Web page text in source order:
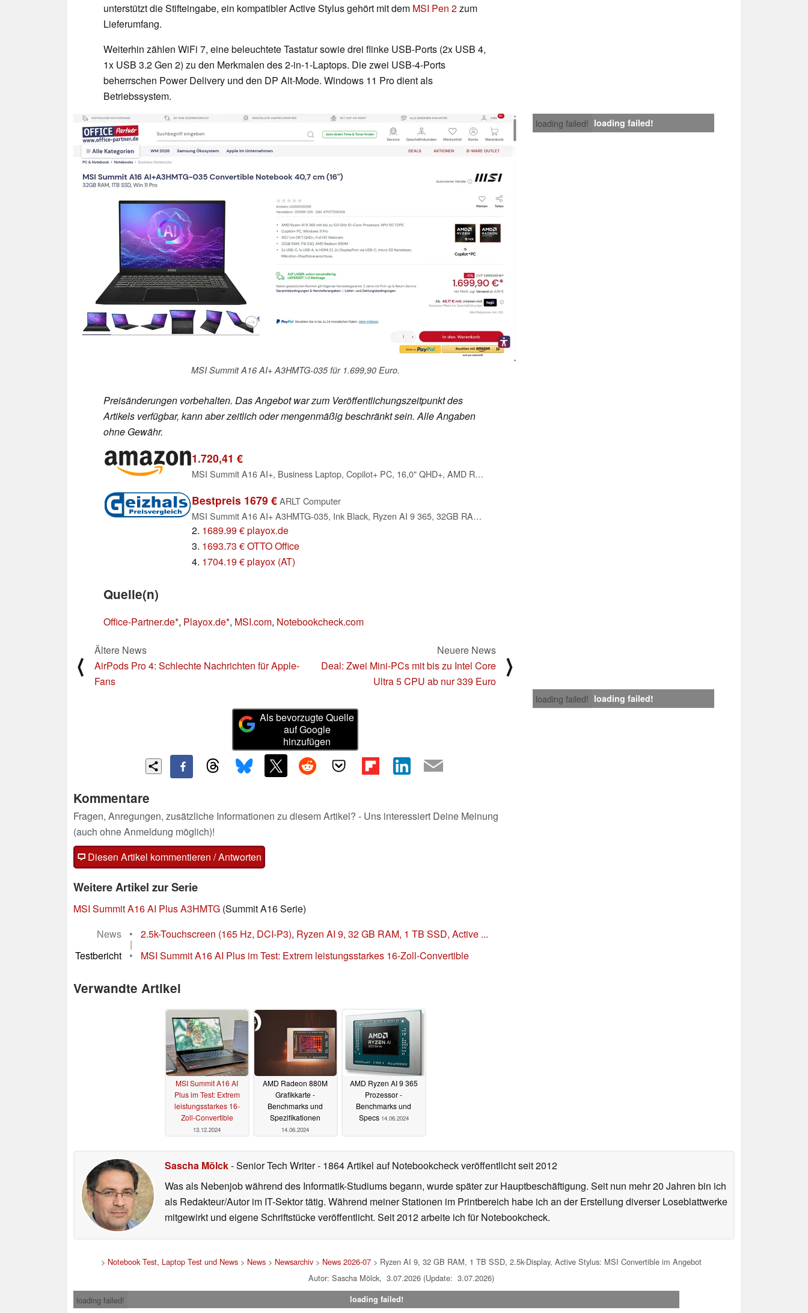
unterstützt die Stifteingabe, ein kompatibler Active Stylus gehört mit dem MSI Pen 2zum
Lieferumfang.
Weiterhin zählen WiFi 7, eine beleuchtete Tastatur sowie drei flinke USB-Ports (2x USB 4,
1x USB 3.2 Gen 2) zu den Merkmalen des 2-in-1-Laptops. Die zwei USB-4-Ports
beherrschen Power Delivery und den DP Alt-Mode. Windows 11 Pro dient als
Betriebssystem.
loading failed! loading failed!
MSI Summit A16 AI+ A3HMTG-035 für 1.699,90 Euro.
Preisänderungen vorbehalten. Das Angebot war zum Veröffentlichungszeitpunkt des
Artikels verfügbar, kann aber zeitlich oder mengenmäßig beschränkt sein. Alle Angaben
ohne Gewähr.
1.720,41 €
MSI Summit A16 AI+, Business Laptop, Copilot+ PC, 16,0" QHD+, AMD Ryzen AI 9 365 Prozessor, 32 GB LPDDR5X-7500 RAM, 1 TB, AMD Radeon 880M, Windows 11 Pro, QWERTZ Tastatur, A3HMTG-035
Bestpreis 1679 € ARLT Computer
MSI Summit A16 AI+ A3HMTG-035, Ink Black, Ryzen AI 9 365, 32GB RAM, 1TB SSD, DE (00159K-035)
2. 1689.99 € playox.de
3. 1693.73 € OTTO Office
4. 1704.19 € playox (AT)
Quelle(n)
Office-Partner.de , Playox.de , MSI.com, Notebookcheck.com
⟨
Ältere News
AirPods Pro 4: Schlechte Nachrichten für Apple-
Fans
Neuere News
Deal: Zwei Mini-PCs mit bis zu Intel Core
Ultra 5 CPU ab nur 339 Euro
⟩
loading failed! loading failed!
Als bevorzugte Quelle
auf Google
hinzufügen
Kommentare
Fragen, Anregungen, zusätzliche Informationen zu diesem Artikel? - Uns interessiert Deine Meinung
(auch ohne Anmeldung möglich)!
Diesen Artikel kommentieren / Antworten
Weitere Artikel zur Serie
MSI Summit A16 AI Plus A3HMTG (Summit A16 Serie)
News
• 2.5k-Touchscreen (165 Hz, DCI-P3), Ryzen AI 9, 32 GB RAM, 1 TB SSD, Active ...
|
Testbericht
• MSI Summit A16 AI Plus im Test: Extrem leistungsstarkes 16-Zoll-Convertible
Verwandte Artikel
MSI Summit A16 AI
Plus im Test: Extrem
leistungsstarkes 16-
Zoll-Convertible
13.12.2024
AMD Radeon 880M
Grafikkarte -
Benchmarks und
Spezifikationen
14.06.2024
AMD Ryzen AI 9 365
Prozessor -
Benchmarks und
Specs 14.06.2024
Sascha Mölck- Senior Tech Writer- 1864 Artikel auf Notebookcheck veröffentlichtseit 2012
Was als Nebenjob während des Informatik-Studiums begann, wurde später zur Hauptbeschäftigung. Seit nun mehr 20 Jahren bin ich
als Redakteur/Autor im IT-Sektor tätig. Während meiner Stationen im Printbereich habe ich an der Erstellung diverser Loseblattwerke
mitgewirkt und eigene Schriftstücke veröffentlicht. Seit 2012 arbeite ich für Notebookcheck.
> Notebook Test, Laptop Test und News> News> Newsarchiv> News 2026-07> Ryzen AI 9, 32 GB RAM, 1 TB SSD, 2.5k-Display, Active Stylus: MSI Convertible im Angebot
Autor: Sascha Mölck, 3.07.2026 (Update: 3.07.2026)
loading failed!
loading failed!